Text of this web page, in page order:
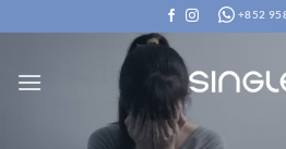
to
+852